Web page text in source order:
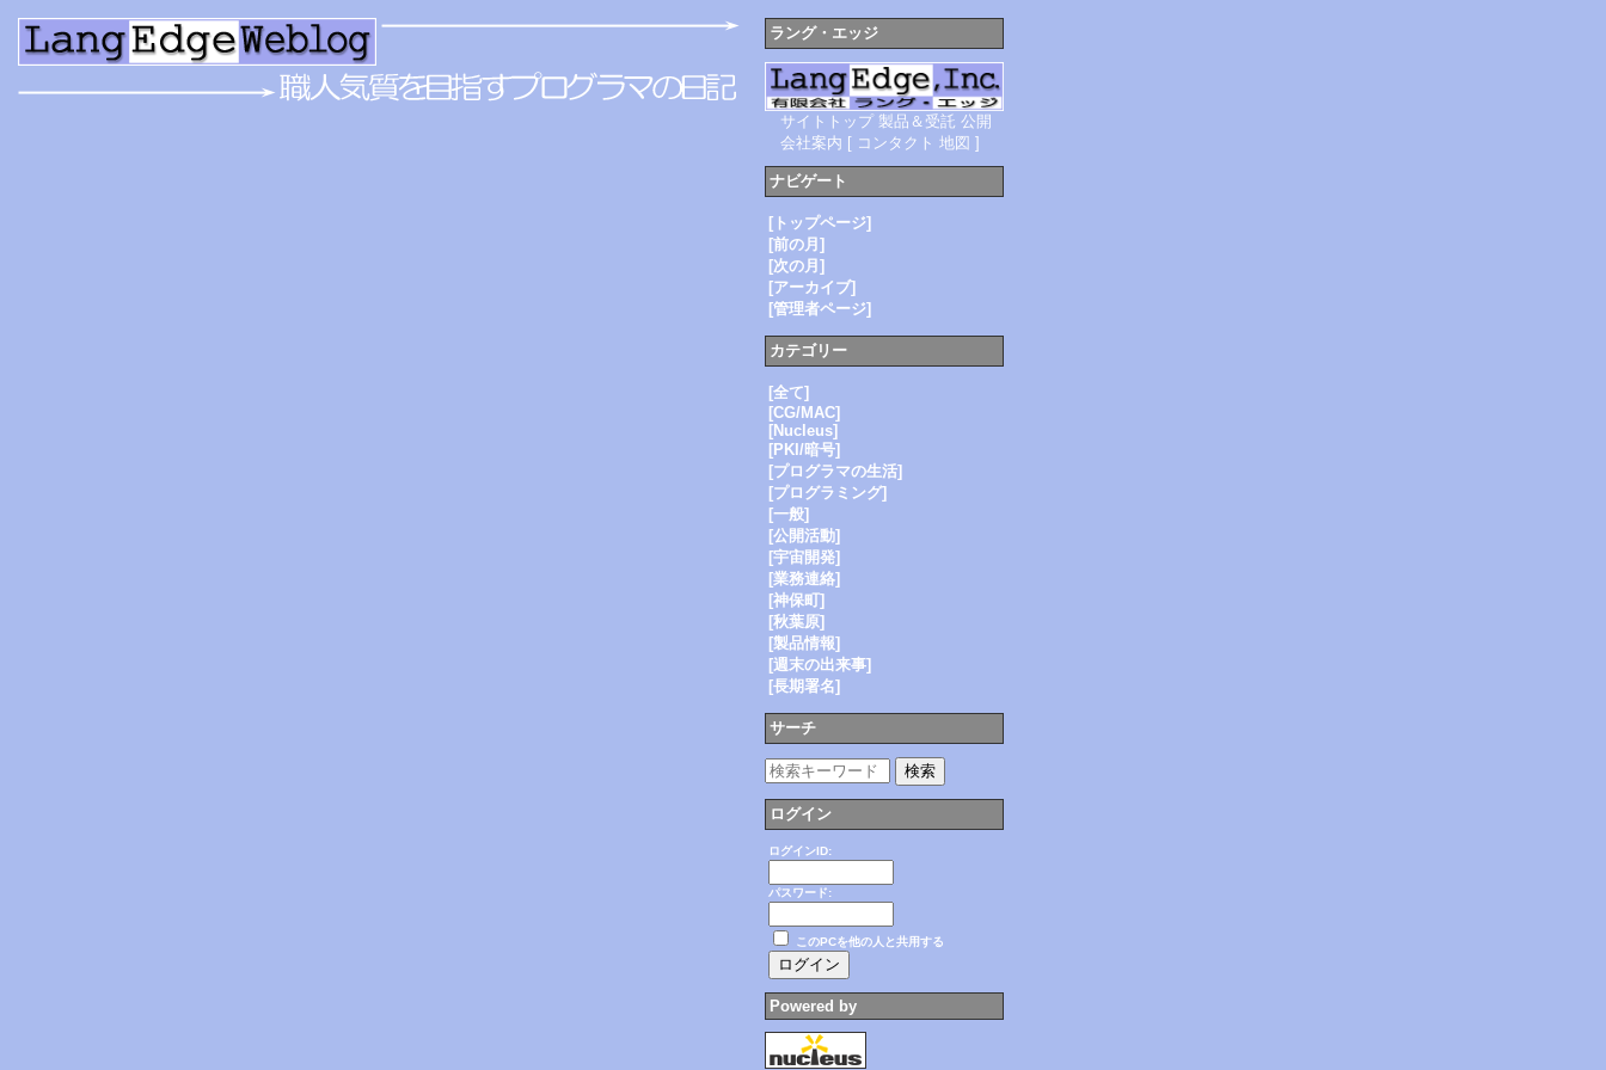
ラング・エッジ
サイトトップ 製品＆受託 公開
会社案内 [ コンタクト 地図 ]
ナビゲート
[トップページ]
[前の月]
[次の月]
[アーカイブ]
[管理者ページ]
カテゴリー
[全て]
[CG/MAC]
[Nucleus]
[PKI/暗号]
[プログラマの生活]
[プログラミング]
[一般]
[公開活動]
[宇宙開発]
[業務連絡]
[神保町]
[秋葉原]
[製品情報]
[週末の出来事]
[長期署名]
サーチ
ログイン
ログインID:
パスワード:
このPCを他の人と共用する
Powered by